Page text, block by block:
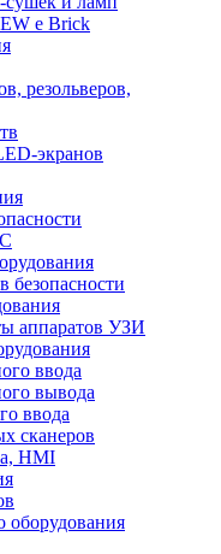
e Brick
резольверов,
экранов
безопасности
аппаратов УЗИ
ввода
вывода
ввода
сканеров
HMI
оборудования